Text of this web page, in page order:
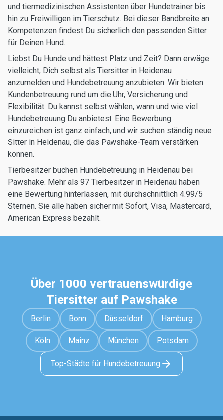
und tiermedizinischen Assistenten über Hundetrainer bis
hin zu Freiwilligen im Tierschutz. Bei dieser Bandbreite an
Kompetenzen findest Du sicherlich den passenden Sitter
für Deinen Hund.
Liebst Du Hunde und hättest Platz und Zeit? Dann erwäge
vielleicht, Dich selbst als Tiersitter in Heidenau
anzumelden und Hundebetreuung anzubieten. Wir bieten
Kundenbetreuung rund um die Uhr, Versicherung und
Flexibilität. Du kannst selbst wählen, wann und wie viel
Hundebetreuung Du anbietest. Eine Bewerbung
einzureichen ist ganz einfach, und wir suchen ständig neue
Sitter in Heidenau, die das Pawshake-Team verstärken
können.
Tierbesitzer buchen Hundebetreuung in Heidenau bei
Pawshake. Mehr als 97 Tierbesitzer in Heidenau haben
eine Bewertung hinterlassen, mit durchschnittlich 4.99/5
Sternen. Sie alle haben sicher mit Sofort, Visa, Mastercard,
American Express bezahlt.
Über 1000 vertrauenswürdige
Tiersitter auf Pawshake
Berlin Bonn Düsseldorf Hamburg
Köln Mainz München Potsdam
Top-Städte für Hundebetreuung